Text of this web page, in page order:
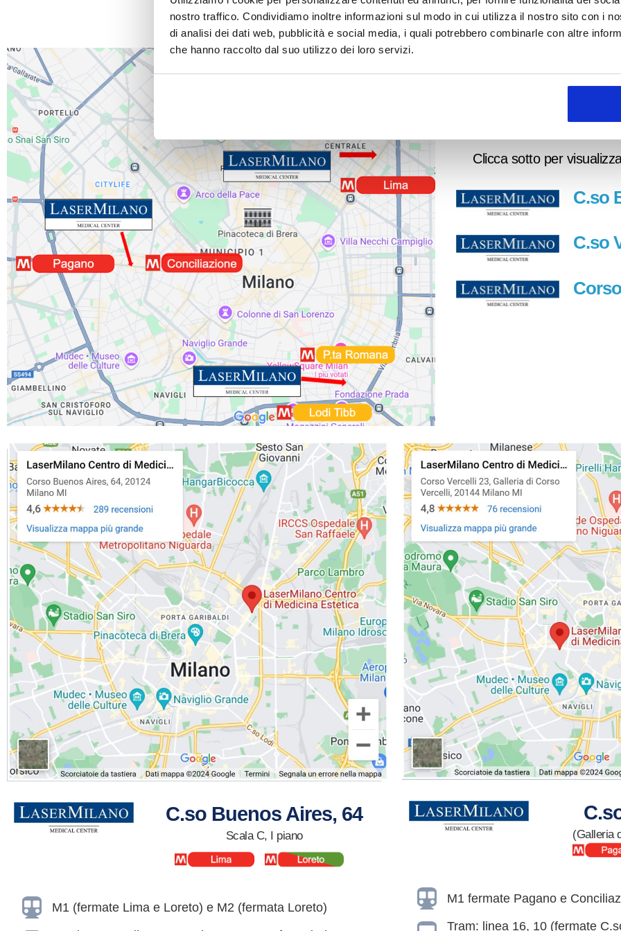
nostro traffico. Condividiamo inoltre informazioni sul modo in cui utilizza il nostro sito con i
di analisi dei dati web, pubblicità e social media, i quali potrebbero combinarle con altre
che hanno raccolto dal suo utilizzo dei loro servizi.
sabato!
Clicca sotto per
C.so
C.so
C.so Buenos Aires, 64
Scala C, I piano
M1 (fermate Lima e Loreto) e M2 (fermata Loreto)
(Galleria
M1 fermate Pagano e
Tram: linea 16, 10 (fermate
durante la chiusura saranno
gestite alla riapertura.